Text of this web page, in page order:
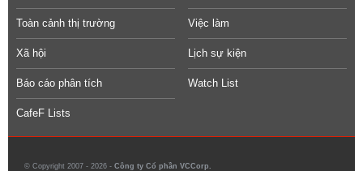
Toàn cảnh thị trường
Xã hội
Báo cáo phân tích
CafeF Lists
Việc làm
Lịch sự kiện
Watch List
© Copyright 2007 - 2026 - Công ty Cổ phần VCCorp.